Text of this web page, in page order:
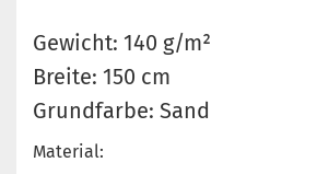
Gewicht: 140 g/m²
Breite: 150 cm
Grundfarbe: Sand
Material: